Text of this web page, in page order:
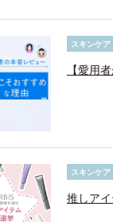
スキンケア
【愛用
スキンケア
推しア